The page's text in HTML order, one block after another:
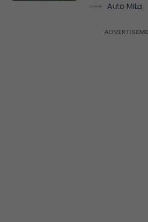
Auto Mita